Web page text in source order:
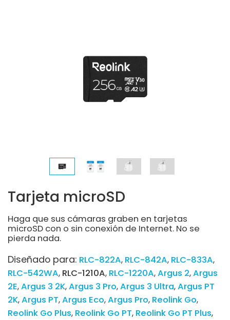
Tarjeta microSD
Haga que sus cámaras graben en tarjetas
microSD con o sin conexión de Internet. No se
pierda nada.
Diseñado para: RLC-822A RLC-842A RLC-833A
RLC-542WA RLC-1210A RLC-1220A Argus 2 Argus
2E Argus 3 2K Argus 3 Pro Argus 3 Ultra Argus PT
2K Argus PT Argus Eco Argus Pro Reolink Go
Reolink Go Plus Reolink Go PT Reolink Go PT Plus